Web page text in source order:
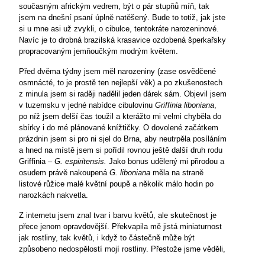
současným africkým vedrem, být o pár stupňů míň, tak
jsem na dnešní psaní úplně natěšený. Bude to totiž, jak jste
si u mne asi už zvykli, o cibulce, tentokráte narozeninové.
Navíc je to drobná brazilská krasavice ozdobená šperkařsky
propracovaným jemňoučkým modrým květem.
Před dvěma týdny jsem měl narozeniny (zase osvědčené
osmnácté, to je prostě ten nejlepší věk) a po zkušenostech
z minula jsem si raději nadělil jeden dárek sám. Objevil jsem
v tuzemsku v jedné nabídce cibulovinu Griffinia liboniana,
po níž jsem delší čas toužil a kterážto mi velmi chyběla do
sbírky i do mé plánované knížtičky. O dovolené začátkem
prázdnin jsem si pro ni sjel do Brna, aby neutrpěla posíláním
a hned na místě jsem si pořídil rovnou ještě další druh rodu
Griffinia – G. espiritensis. Jako bonus udělený mi přirodou a
osudem právě nakoupená G. liboniana měla na straně
listové růžice malé květní poupě a několik málo hodin po
narozkách nakvetla.
Z internetu jsem znal tvar i barvu květů, ale skutečnost je
přece jenom opravdovější. Překvapila mě jistá miniaturnost
jak rostliny, tak květů, i když to částečně může být
způsobeno nedospělostí mojí rostliny. Přestože jsme věděli,